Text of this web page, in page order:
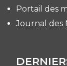
Portail des
Journal des